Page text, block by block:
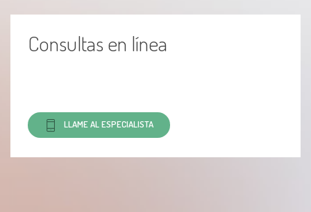
Consultas en línea
LLAME AL ESPECIALISTA